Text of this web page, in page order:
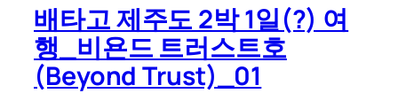
배타고 제주도 2박 1일(?) 여
행_비욘드 트러스트호
(Beyond Trust)_01